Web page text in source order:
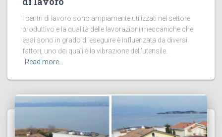
I centri di lavoro sono ampiamente utilizzati nel settore
produttivo e la qualità delle lavorazioni meccaniche che
essi sono in grado di eseguire è influenzata da diversi
fattori, uno dei quali è la vibrazione dell’utensile.
Read more…